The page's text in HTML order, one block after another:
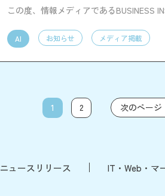
この度、情報メディアであるBUSINESS
AI お知らせ メディア掲載
1 2 次のページ
ニュースリリース IT・Web・マ